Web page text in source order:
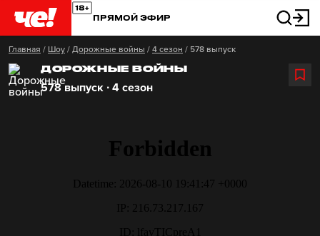
ПРЯМОЙ ЭФИР
Главная / Шоу / Дорожные войны / 4 сезон / 578 выпуск
ДОРОЖНЫЕ ВОЙНЫ
578 выпуск ∙ 4 сезон